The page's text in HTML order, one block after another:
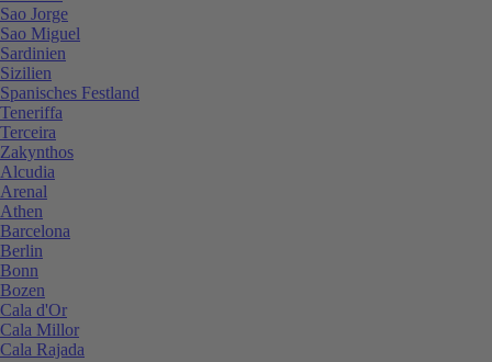
Sao Jorge
Sao Miguel
Sardinien
Sizilien
Spanisches Festland
Teneriffa
Terceira
Zakynthos
Alcudia
Arenal
Athen
Barcelona
Berlin
Bonn
Bozen
Cala d'Or
Cala Millor
Cala Rajada